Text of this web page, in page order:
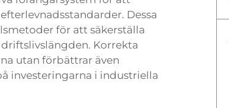
Dessa
för att säkerställa
Korrekta
utan förbättrar även
investeringarna i industriella